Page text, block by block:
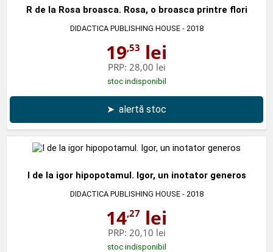
R de la Rosa broasca. Rosa, o broasca printre flori
DIDACTICA PUBLISHING HOUSE- 2018
19,53 lei
PRP: 28,00 lei
stoc indisponibil
➤ alertă stoc
I de la igor hipopotamul. Igor, un inotator generos
DIDACTICA PUBLISHING HOUSE- 2018
14,27 lei
PRP: 20,10 lei
stoc indisponibil